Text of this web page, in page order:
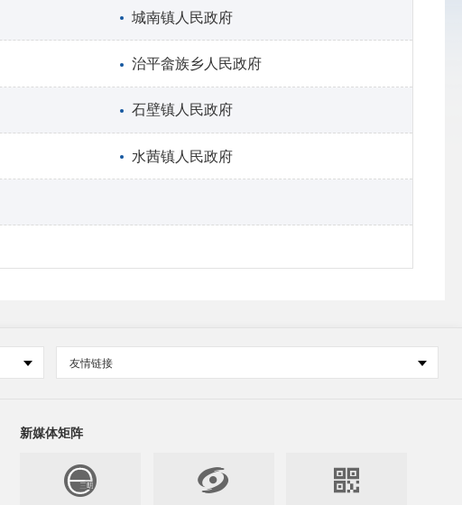
城南镇人民政府
治平畲族乡人民政府
石壁镇人民政府
水茜镇人民政府
友情链接
新媒体矩阵
 